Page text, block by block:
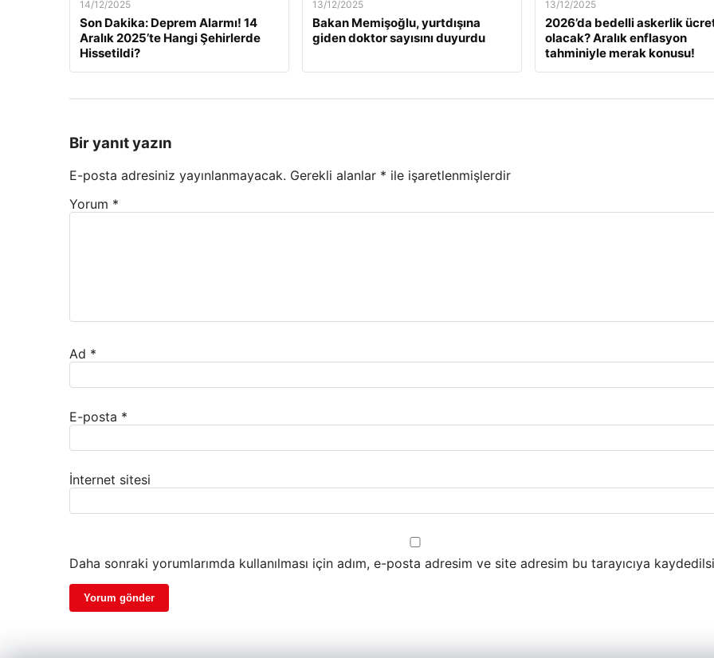
14/12/2025
Son Dakika: Deprem Alarmı! 14
Aralık 2025’te Hangi Şehirlerde
Hissetildi?
13/12/2025
Bakan Memişoğlu, yurtdışına
giden doktor sayısını duyurdu
13/12/2025
2026’da bedelli askerlik
olacak? Aralık enflasyon
tahminiyle merak konusu!
Bir yanıt yazın
E-posta adresiniz yayınlanmayacak. Gerekli alanlar * ile işaretlenmişlerdir
Yorum *
Ad *
E-posta *
İnternet sitesi
Daha sonraki yorumlarımda kullanılması için adım, e-posta adresim ve site adresim bu tarayıcıya